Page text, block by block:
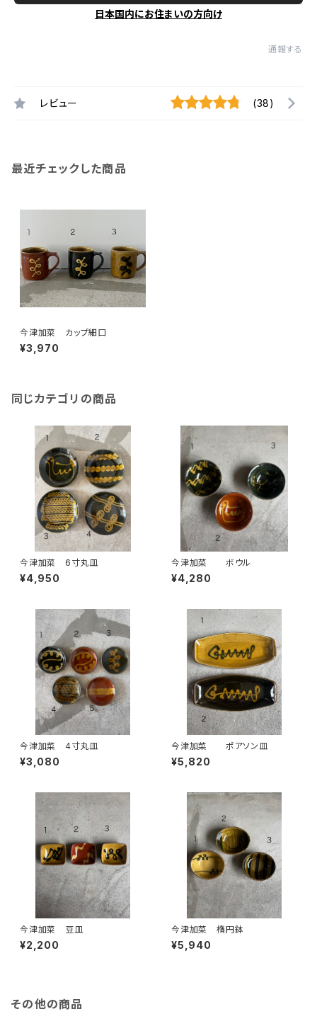
日本国内にお住まいの方向け
通報する
レビュー (38)
最近チェックした商品
今津加菜 カップ細口
¥3,970
同じカテゴリの商品
今津加菜 6寸丸皿
¥4,950
今津加菜 ボウル
¥4,280
今津加菜 4寸丸皿
¥3,080
今津加菜 ポアソン皿
¥5,820
今津加菜 豆皿
¥2,200
今津加菜 楕円鉢
¥5,940
その他の商品